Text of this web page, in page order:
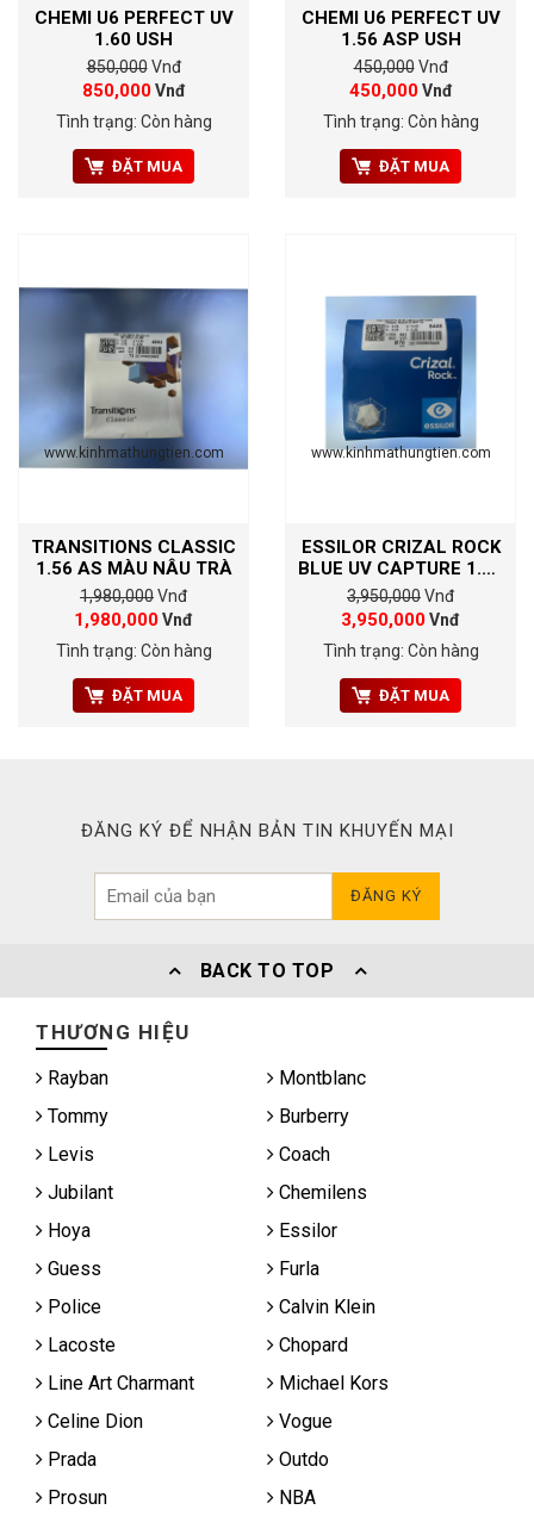
CHEMI U6 PERFECT UV
1.60 USH
850,000Vnđ
850,000Vnđ
Tình trạng: Còn hàng
ĐẶT MUA
CHEMI U6 PERFECT UV
1.56 ASP USH
450,000Vnđ
450,000Vnđ
Tình trạng: Còn hàng
ĐẶT MUA
www.kinhmathungtien.com
TRANSITIONS CLASSIC
1.56 AS MÀU NÂU TRÀ
1,980,000Vnđ
1,980,000Vnđ
Tình trạng: Còn hàng
ĐẶT MUA
www.kinhmathungtien.com
ESSILOR CRIZAL ROCK
BLUE UV CAPTURE 1.67
AS
3,950,000Vnđ
3,950,000Vnđ
Tình trạng: Còn hàng
ĐẶT MUA
ĐĂNG KÝ ĐỂ NHẬN BẢN TIN KHUYẾN MẠI
ĐĂNG KÝ
BACK TO TOP
THƯƠNG HIỆU
Rayban
Montblanc
Tommy
Burberry
Levis
Coach
Jubilant
Chemilens
Hoya
Essilor
Guess
Furla
Police
Calvin Klein
Lacoste
Chopard
Line Art Charmant
Michael Kors
Celine Dion
Vogue
Prada
Outdo
Prosun
NBA